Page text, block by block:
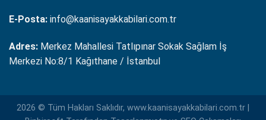
E-Posta: info@kaanisayakkabilari.com.tr
Adres: Merkez Mahallesi Tatlıpınar Sokak Sağlam İş
Merkezi No:8/1 Kağıthane / İstanbul
2026 © Tüm Hakları Saklıdır, www.kaanisayakkabilari.com.tr |